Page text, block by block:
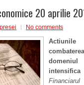
20 aprilie
No comments
intensifica
Financiarul